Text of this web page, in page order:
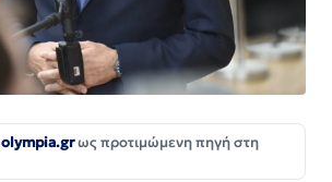
olympia.grως προτιμώμενη πηγή στη